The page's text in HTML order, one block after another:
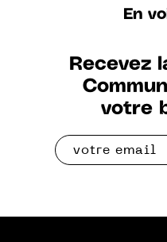
En
Recevez
votre